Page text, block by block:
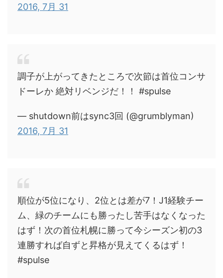
2016, 7月 31
調子が上がってきたところで次節は首位コンサ
ドーレか 絶対リベンジだ！！ #spulse
— shutdown前はsync3回 (@grumblyman)
2016, 7月 31
順位が5位になり、2位とは差が7！J1経験チー
ム、緑のチームにも勝ったし苦手はなくなった
はず！次の首位札幌に勝って今シーズン初の3
連勝すれば自ずと昇格が見えてくるはず！
#spulse